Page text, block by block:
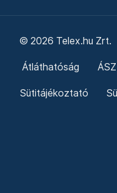
© 2026 Telex.hu Zrt.
Átláthatóság
Sütitájékoztató